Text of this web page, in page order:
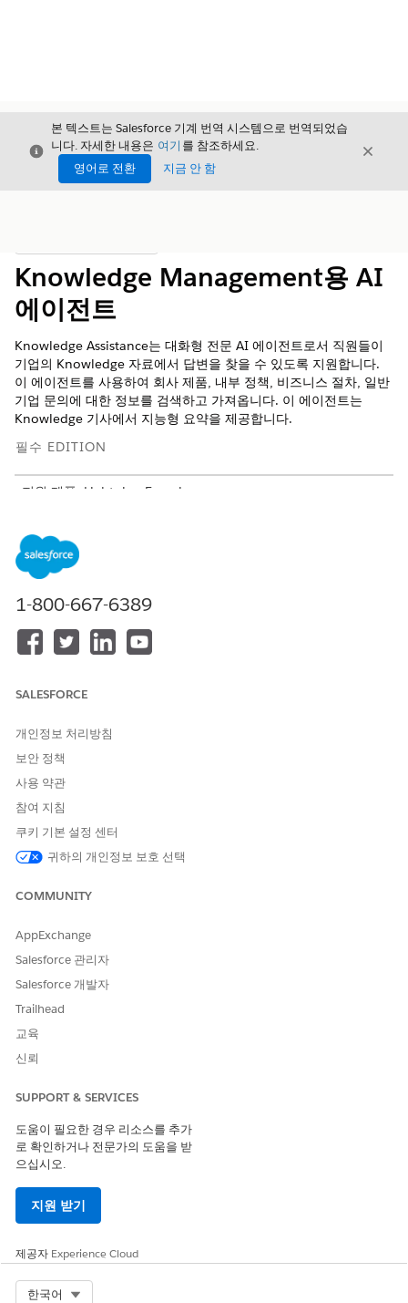
닫기
본 텍스트는 Salesforce 기계 번역 시스템으로 번역되었습
니다. 자세한 내용은 여기 를 참조하세요.
영어로 전환
지금 안 함
닫기
Knowledge Management용 AI
에이전트
Knowledge Assistance는 대화형 전문 AI 에이전트로서 직원들이
기업의 Knowledge 자료에서 답변을 찾을 수 있도록 지원합니다.
이 에이전트를 사용하여 회사 제품, 내부 정책, 비즈니스 절차, 일반
기업 문의에 대한 정보를 검색하고 가져옵니다. 이 에이전트는
Knowledge 기사에서 지능형 요약을 제공합니다.
필수 EDITION
지원 제품: Lightning Experience
Performance
Knowledge로 질문 답변
지출 환불 정책에 대한 정보 찾기
해하고 있습니다.
Nathan: 출장 배상 정책에 따라 보장되는 식사 유형은 무엇
입니까?
불 정책에 따라 비즈니스 여행 동안의 식사가 하루에 최대
함됩니다. 알콜은 제외되며 $25를 초과하는 식사에는 영수
증이 필요합니다. 진행하기 전에 확인하려면 다른 이동 지출
범주에 대한 정보가 필요합니까?
Nathan: 아니요, 제 질문에 대한 답변입니다. 감사합니다.
AI 에이전트: 환영합니다! 지출 보고서를 제출해야 하는 경우
이 기사를 통해 문제를 해결했습니까?
1-800-667-6389
SALESFORCE
개인정보 처리방침
보안 정책
사용 약관
참여 지침
쿠키 기본 설정 센터
귀하의 개인정보 보호 선택
COMMUNITY
AppExchange
Salesforce 관리자
Salesforce 개발자
Trailhead
교육
신뢰
SUPPORT & SERVICES
도움이 필요한 경우 리소스를 추가
로 확인하거나 전문가의 도움을 받
으십시오.
지원 받기
제공자 Experience Cloud
한국어